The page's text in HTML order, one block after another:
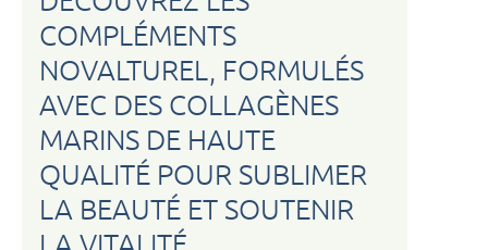
COMPLÉMENTS
NOVALTUREL, FORMULÉS
AVEC DES COLLAGÈNES
MARINS DE HAUTE
QUALITÉ POUR SUBLIMER
LA BEAUTÉ ET SOUTENIR
LA VITALITÉ